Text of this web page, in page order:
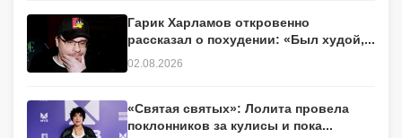
Гарик Харламов откровенно
рассказал о похудении: «Был худой,...
02.08.2026
«Святая святых»: Лолита провела
поклонников за кулисы и пока...